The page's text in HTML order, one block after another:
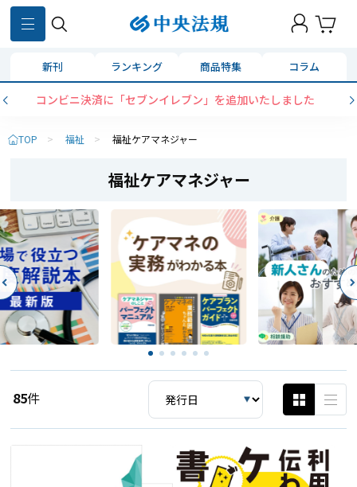
新刊 ランキング 商品特集 コラム
コンビニ決済に「セブンイレブン」を追加いたしました
TOP > 福祉 > 福祉ケアマネジャー
福祉ケアマネジャー
85件